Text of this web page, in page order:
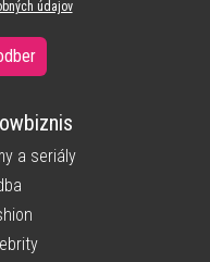
údajov
a seriály